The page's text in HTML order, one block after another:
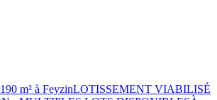
m² à FeyzinLOTISSEMENT VIABILISÉ